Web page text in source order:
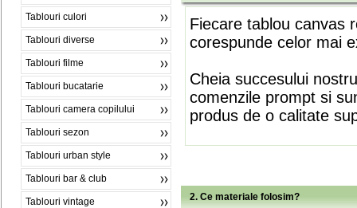
Tablouri culori
Tablouri diverse
Tablouri filme
Tablouri bucatarie
Tablouri camera copilului
Tablouri sezon
Tablouri urban style
Tablouri bar & club
Tablouri vintage
Fiecare tablou canvas
corespunde celor mai
Cheia succesului
comenzile prompt si
produs de o calitate
2. Ce materiale folosim?